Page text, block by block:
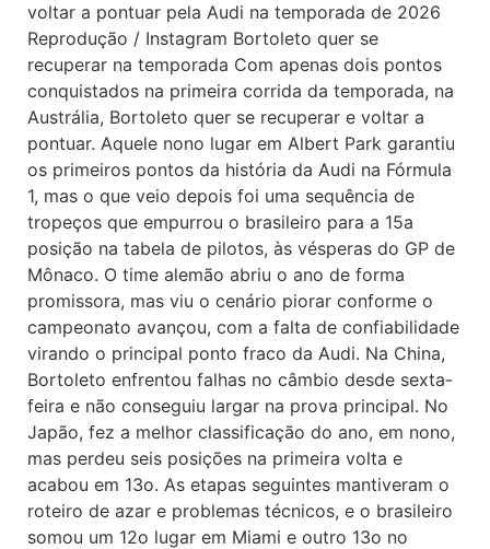
voltar a pontuar pela Audi na temporada de 2026
Reprodução / Instagram Bortoleto quer se
recuperar na temporada Com apenas dois pontos
conquistados na primeira corrida da temporada, na
Austrália, Bortoleto quer se recuperar e voltar a
pontuar. Aquele nono lugar em Albert Park garantiu
os primeiros pontos da história da Audi na Fórmula
1, mas o que veio depois foi uma sequência de
tropeços que empurrou o brasileiro para a 15a
posição na tabela de pilotos, às vésperas do GP de
Mônaco. O time alemão abriu o ano de forma
promissora, mas viu o cenário piorar conforme o
campeonato avançou, com a falta de confiabilidade
virando o principal ponto fraco da Audi. Na China,
Bortoleto enfrentou falhas no câmbio desde sexta-
feira e não conseguiu largar na prova principal. No
Japão, fez a melhor classificação do ano, em nono,
mas perdeu seis posições na primeira volta e
acabou em 13o. As etapas seguintes mantiveram o
roteiro de azar e problemas técnicos, e o brasileiro
somou um 12o lugar em Miami e outro 13o no